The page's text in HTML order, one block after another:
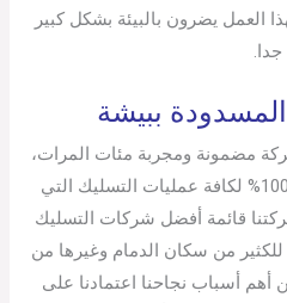
العمل يضرون بالبيئة بشكل كبير
جدا.
ببيشة
مضمونة ومجربة مئات المرات،
وحققت الشركة نجاح بنسبة 100% لكافة عمليات التسليك التي
قائمة أفضل شركات التسليك
للكثير من سكان الدمام وغيرها من
أهم أسباب نجاحنا اعتمادنا على